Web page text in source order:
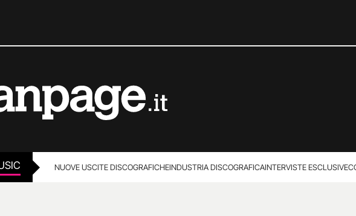
NUOVE USCITE DISCOGRAFICHEINDUSTRIA DISCOGRAFICAINTERVISTE ESCLUSIVE